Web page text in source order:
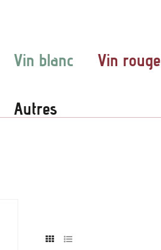
Vin blanc Vin rouge
Autres